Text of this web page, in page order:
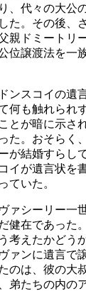
、代々の大公
た。その後、
親ドミートリ
位譲渡法を一
ンスコイの遺
何も触れられ
とが暗に示さ
た。おそらく
が結婚すらし
イが遺言状を
ていた。
ァシーリー一
健在であった
考えたかどう
ァンに遺言で
のは、彼の大
弟たちの内の